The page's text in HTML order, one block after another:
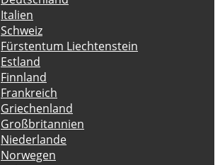
Italien
Schweiz
Fürstentum Liechtenstein
Estland
Finnland
Frankreich
Griechenland
Großbritannien
Niederlande
Norwegen